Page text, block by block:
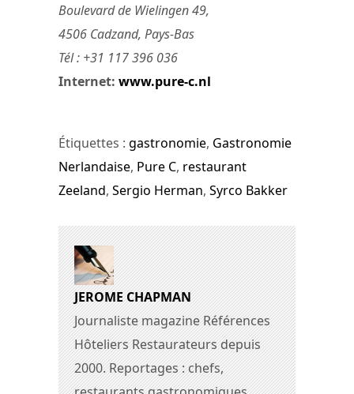
Boulevard de Wielingen 49,
4506 Cadzand, Pays-Bas
Tél : +31 117 396 036
Internet: www.pure-c.nl
Étiquettes : gastronomie, Gastronomie
Nerlandaise, Pure C, restaurant
Zeeland, Sergio Herman, Syrco Bakker
JEROME CHAPMAN
Journaliste magazine Références
Hôteliers Restaurateurs depuis
2000. Reportages : chefs,